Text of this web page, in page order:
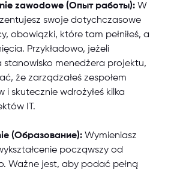
zawodowe (Опыт работы): W
swoje dotychczasowe
obowiązki, które tam pełniłeś, a
Przykładowo, jeżeli
stanowisko menedżera projektu,
że zarządzałeś zespołem
i skutecznie wdrożyłeś kilka
IT.
(Образование): Wymieniasz
począwszy od
Ważne jest, aby podać pełną